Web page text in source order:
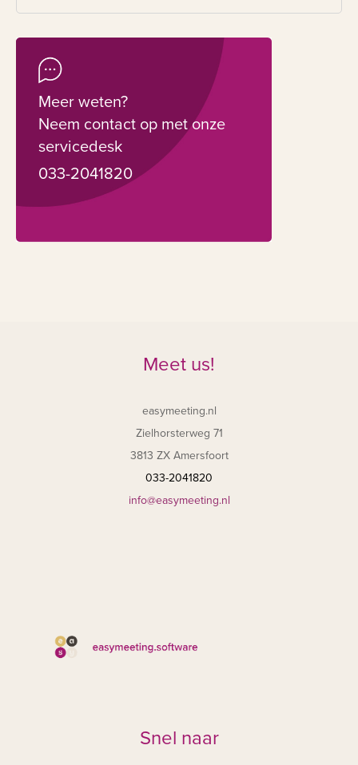
Meer weten?
Neem contact op met onze
servicedesk
033-2041820
Meet us!
easymeeting.nl
Zielhorsterweg 71
3813 ZX Amersfoort
033-2041820
info@easymeeting.nl
Snel naar